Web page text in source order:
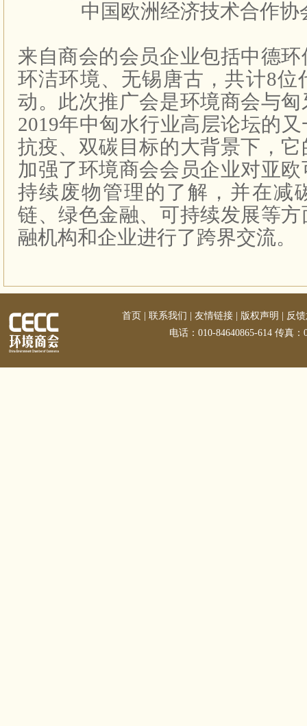
中国欧洲经济技术合作协
来自商会的会员企业包括中德
环洁环境、无锡唐古，共计8位
动。此次推广会是环境商会与
2019年中匈水行业高层论坛的
抗疫、双碳目标的大背景下，
加强了环境商会会员企业对亚
持续废物管理的了解，并在减
链、绿色金融、可持续发展等
融机构和企业进行了跨界交流。
首页 联系我们 友情链接 版权声明
反
电话：010-84640865-614 传真